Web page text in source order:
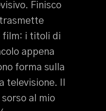
Finisco
film: i titoli di
appena
forma sulla
televisione. Il
al mio